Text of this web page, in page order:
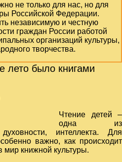
не только для нас, но для
Российской Федерации.
независимую и честную
граждан России работой
организаций культуры,
творчества.
лето было книгами
Чтение детей –
одна из
интеллекта. Для
важно, как происходит
мир книжной культуры.